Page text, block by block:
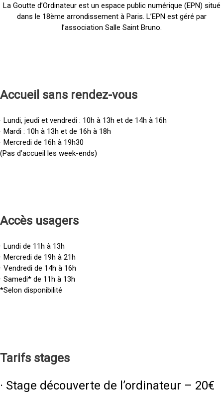
La Goutte d’Ordinateur est un espace public numérique (EPN) situé
dans le 18ème arrondissement à Paris. L’EPN est géré par
l’association Salle Saint Bruno.
Accueil sans rendez-vous
· Lundi, jeudi et vendredi : 10h à 13h et de 14h à 16h
· Mardi : 10h à 13h et de 16h à 18h
· Mercredi de 16h à 19h30
(Pas d’accueil les week-ends)
Accès usagers
· Lundi de 11h à 13h
· Mercredi de 19h à 21h
· Vendredi de 14h à 16h
· Samedi* de 11h à 13h
*Selon disponibilité
Tarifs stages
· Stage découverte de l’ordinateur – 20€